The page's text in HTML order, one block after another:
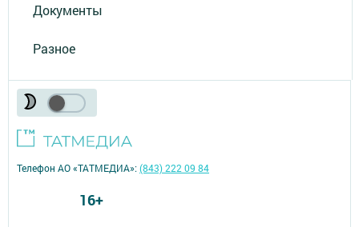
Документы
Разное
Телефон АО «ТАТМЕДИА»:(843) 222 09 84
16+